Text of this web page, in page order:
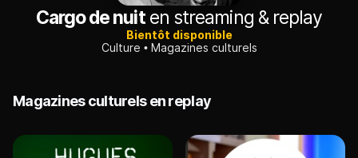
Cargo de nuiten streaming & replay
Bientôt disponible
Culture
Magazines culturels
Magazines culturels en replay